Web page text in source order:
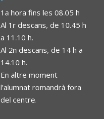
1a hora fins les 08.05 h
Al 1r descans, de 10.45 h
a 11.10 h.
Al 2n descans, de 14 h a
14.10 h.
En altre moment
l'alumnat romandrà fora
del centre.